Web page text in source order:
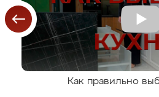
Как правильно